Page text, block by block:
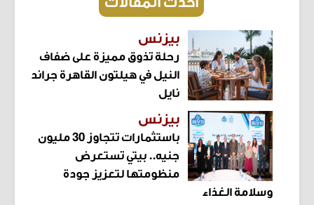
بيزنس
رحلة تذوق مميزة على ضفاف
النيل في هيلتون القاهرة جراند
نايل
بيزنس
باستثمارات تتجاوز 30 مليون
جنيه.. بيتي تستعرض
منظومتها لتعزيز جودة
وسلامة الغذاء